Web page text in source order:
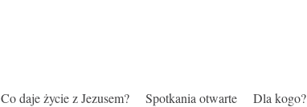
Co daje życie z Jezusem? Spotkania otwarte Dla kogo?